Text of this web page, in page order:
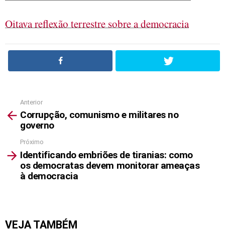
Oitava reflexão terrestre sobre a democracia
See
more
Anterior
Corrupção, comunismo e militares no
governo
Próximo
Identificando embriões de tiranias: como
os democratas devem monitorar ameaças
à democracia
VEJA TAMBÉM